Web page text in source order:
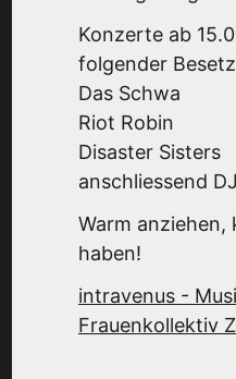
Konzerte ab
folgender
Das Schwa
Riot Robin
Disaster Sisters
anschliessend
Warm anziehen,
haben!
intravenus -
Frauenkollektiv